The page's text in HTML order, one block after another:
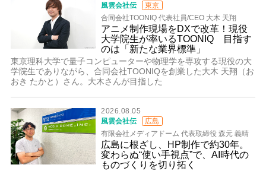
風雲会社伝
東京
合同会社TOONIQ 代表社員/CEO 大木 天翔
アニメ制作現場をDXで改革！現役
大学院生が率いるTOONIQ 目指す
のは「新たな業界標準」
東京理科大学で量子コンピューターや物理学を専攻する現役の大
学院生でありながら、合同会社TOONIQを創業した大木 天翔（お
おき たかと）さん。大木さんが目指した
2026.08.05
風雲会社伝
広島
有限会社メディアドーム 代表取締役 森元 義晴
広島に根ざし、HP制作で約30年。
変わらぬ“使い手視点”で、AI時代の
ものづくりを切り拓く